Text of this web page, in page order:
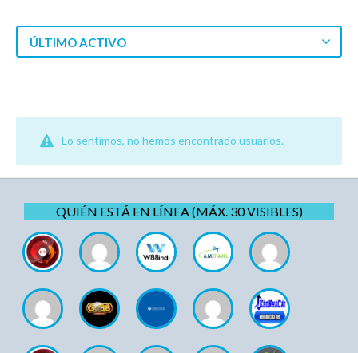
ÚLTIMO ACTIVO
Lo sentimos, no hemos encontrado usuarios.
QUIÉN ESTÁ EN LÍNEA (MÁX. 30 VISIBLES)